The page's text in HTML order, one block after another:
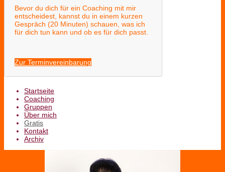
Bevor du dich für ein Coaching mit mir
entscheidest, kannst du in einem kurzen
Gespräch (20 Minuten) schauen, was ich
für dich tun kann und ob es für dich passt.
Zur Terminvereinbarung
Startseite
Coaching
Gruppen
Über mich
Gratis
Kontakt
Archiv